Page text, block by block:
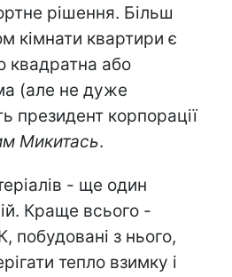
рішення. Більш
кімнати квартири є
квадратна або
(але не дуже
президент корпорації
Микитась.
- ще один
Краще всього -
побудовані з нього,
тепло взимку і